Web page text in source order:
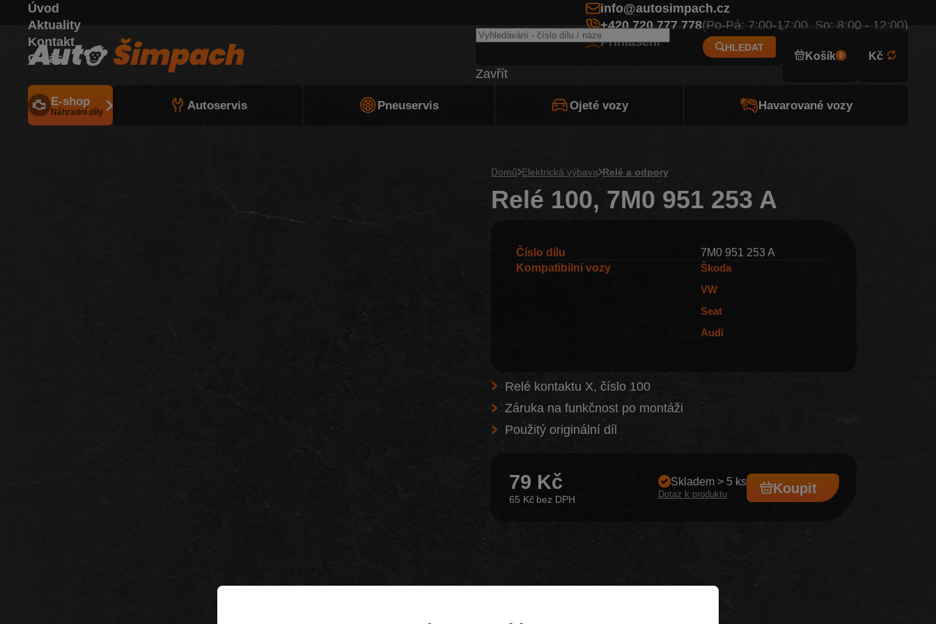
Úvod
Aktuality
Kontakt
O nás
info@autosimpach.cz
+420 720 777 778(Po-Pá: 7:00-17:00, So: 8:00 - 12:00)
Přihlášení
E-shop
Náhradní díly Autoservis Pneuservis Ojeté vozy Havarované vozy
HLEDAT
Zavřít
Košík 0 Kč
Domů Elektrická výbava Relé a odpory
Relé 100, 7M0 951 253 A
Číslo dílu
7M0 951 253 A
Kompatibilní vozy
Škoda
VW
Seat
Audi
Relé kontaktu X, číslo 100
Záruka na funkčnost po montáži
Použitý originální díl
79 Kč
65 Kč
Skladem > 5 ks
Dotaz k produktu Koupit